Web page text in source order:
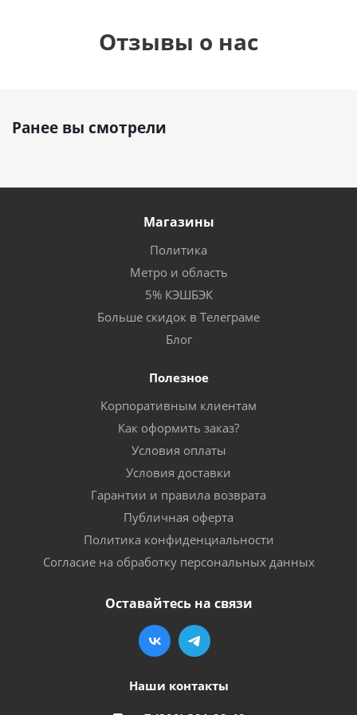
Отзывы о нас
Ранее вы смотрели
Магазины
Политика
Метро и область
5% КЭШБЭК
Больше скидок в Телеграме
Блог
Полезное
Корпоративным клиентам
Как оформить заказ?
Условия оплаты
Условия доставки
Гарантии и правила возврата
Публичная оферта
Политика конфиденциальности
Согласие на обработку персональных данных
Оставайтесь на связи
Наши контакты